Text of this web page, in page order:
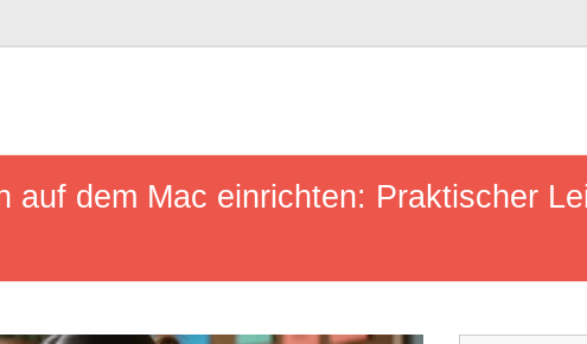
auf dem Mac einrichten: Praktischer